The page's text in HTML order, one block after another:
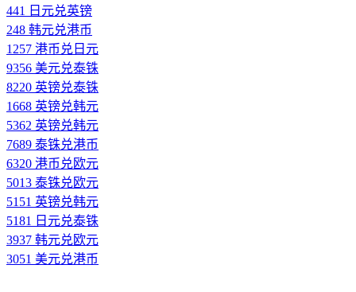
441 日元兑英镑
248 韩元兑港币
1257 港币兑日元
9356 美元兑泰铢
8220 英镑兑泰铢
1668 英镑兑韩元
5362 英镑兑韩元
7689 泰铢兑港币
6320 港币兑欧元
5013 泰铢兑欧元
5151 英镑兑韩元
5181 日元兑泰铢
3937 韩元兑欧元
3051 美元兑港币